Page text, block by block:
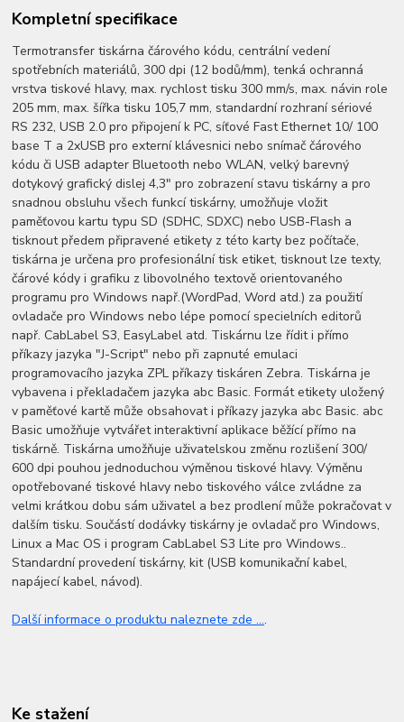
Kompletní specifikace
Termotransfer tiskárna čárového kódu, centrální vedení
spotřebních materiálů, 300 dpi (12 bodů/mm), tenká ochranná
vrstva tiskové hlavy, max. rychlost tisku 300 mm/s, max. návin role
205 mm, max. šířka tisku 105,7 mm, standardní rozhraní sériové
RS 232, USB 2.0 pro připojení k PC, síťové Fast Ethernet 10/ 100
base T a 2xUSB pro externí klávesnici nebo snímač čárového
kódu či USB adapter Bluetooth nebo WLAN, velký barevný
dotykový grafický dislej 4,3" pro zobrazení stavu tiskárny a pro
snadnou obsluhu všech funkcí tiskárny, umožňuje vložit
paměťovou kartu typu SD (SDHC, SDXC) nebo USB-Flash a
tisknout předem připravené etikety z této karty bez počítače,
tiskárna je určena pro profesionální tisk etiket, tisknout lze texty,
čárové kódy i grafiku z libovolného textově orientovaného
programu pro Windows např.(WordPad, Word atd.) za použití
ovladače pro Windows nebo lépe pomocí specielních editorů
např. CabLabel S3, EasyLabel atd. Tiskárnu lze řídit i přímo
příkazy jazyka "J-Script" nebo při zapnuté emulaci
programovacího jazyka ZPL příkazy tiskáren Zebra. Tiskárna je
vybavena i překladačem jazyka abc Basic. Formát etikety uložený
v paměťové kartě může obsahovat i příkazy jazyka abc Basic. abc
Basic umožňuje vytvářet interaktivní aplikace běžící přímo na
tiskárně. Tiskárna umožňuje uživatelskou změnu rozlišení 300/
600 dpi pouhou jednoduchou výměnou tiskové hlavy. Výměnu
opotřebované tiskové hlavy nebo tiskového válce zvládne za
velmi krátkou dobu sám uživatel a bez prodlení může pokračovat v
dalším tisku. Součástí dodávky tiskárny je ovladač pro Windows,
Linux a Mac OS i program CabLabel S3 Lite pro Windows..
Standardní provedení tiskárny, kit (USB komunikační kabel,
napájecí kabel, návod).
Další informace o produktu naleznete zde ....
Ke stažení